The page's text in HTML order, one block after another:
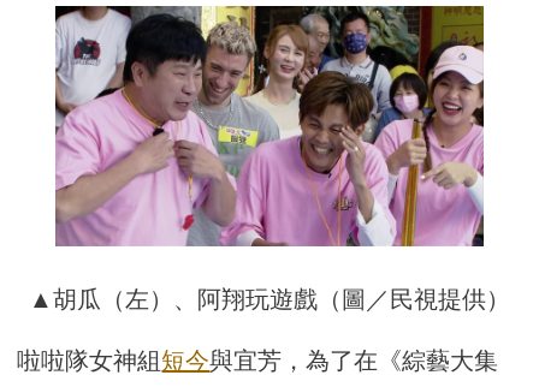
▲胡瓜（左）、阿翔玩遊戲（圖／民視提供）
啦啦隊女神組短今與宜芳，為了在《綜藝大集